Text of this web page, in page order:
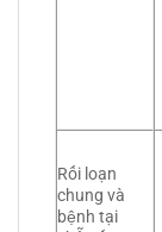
Rối loạn
chung và
bệnh tại